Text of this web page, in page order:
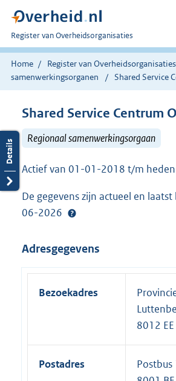
U
bent
nu
hier:
Register van Overheidsorganisaties
Home Register van Overheidsorganisaties
samenwerkingsorganen
Shared Service
Shared Service Centrum
Regionaal samenwerkingsorgaan
Actief van 01-01-2018 t/m heden
De gegevens zijn actueel en
06-2026
Adresgegevens
Bezoekadres
8012
Postadres